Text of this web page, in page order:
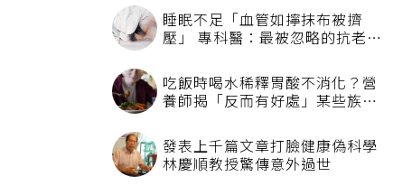
睡眠不足「血管如擰抹布被擠
壓」 專科醫：最被忽略的抗老方
吃飯時喝水稀釋胃酸不消化？營
養師揭「反而有好處」某些族群
發表上千篇文章打臉健康偽科學
林慶順教授驚傳意外過世